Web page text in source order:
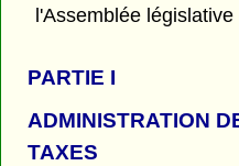
l'Assemblée
PARTIE I
ADMINISTRATION
TAXES